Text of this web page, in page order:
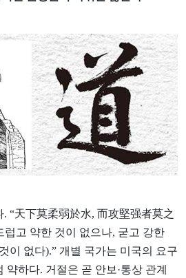
“天下莫柔弱於水, 而攻堅强者莫之
고 약한 것이 없으나, 굳고 강한
이 없다).” 개별 국가는 미국의 요구
약하다. 거절은 곧 안보·통상 관계